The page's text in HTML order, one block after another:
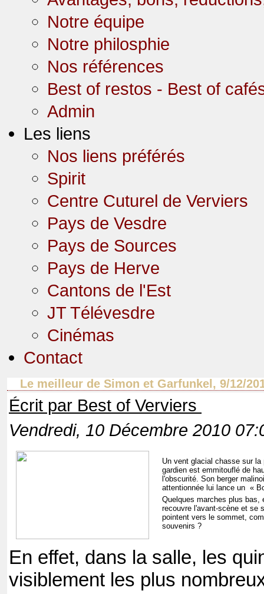
Notre équipe
Notre philosphie
Nos références
Best of restos - Best of
Admin
Les liens
Nos liens préférés
Spirit
Centre Cuturel de Verviers
Pays de Vesdre
Pays de Sources
Pays de Herve
Cantons de l'Est
JT Télévesdre
Cinémas
Contact
Le meilleur de Simon et Garfunkel, 9/12/
Écrit par Best of Verviers
Vendredi, 10 Décembre 2010
Un vent glacial chasse sur la
gardien est emmitouflé de
l'obscurité. Son berger
attentionnée lui lance un «
Quelques marches plus bas,
recouvre l'avant-scène et se
pointent vers le sommet,
souvenirs ?
En effet, dans la salle, les
visiblement les plus